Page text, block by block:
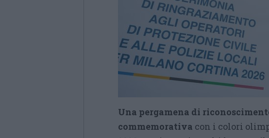
Una pergamena di
commemorativa con i colori